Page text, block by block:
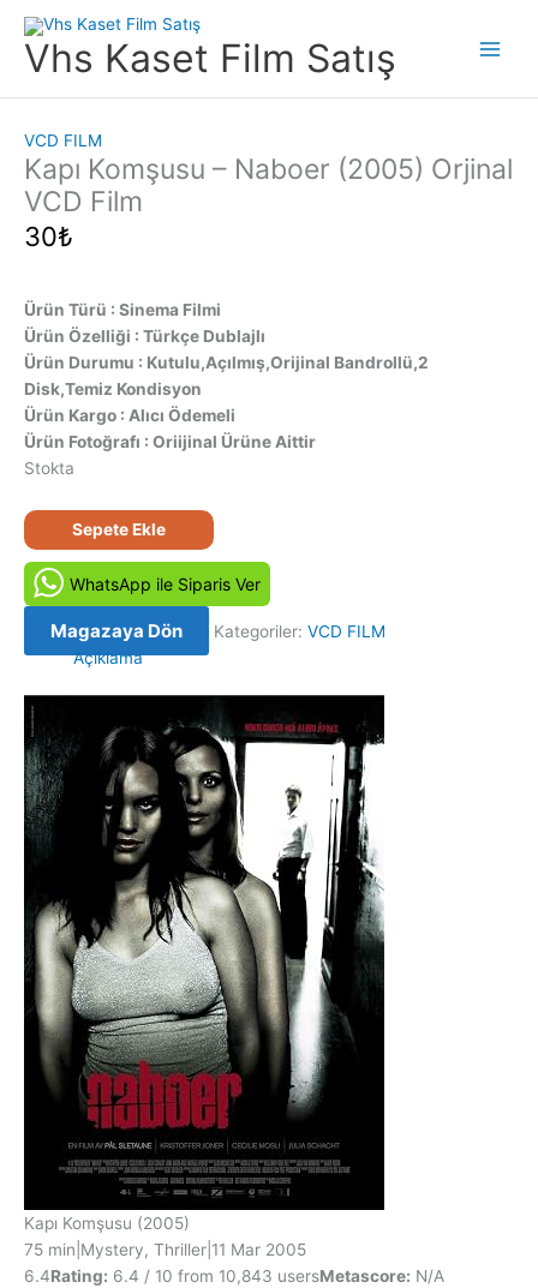
atlaVhs Kaset Film Satış
VCD FILM
Kapı Komşusu – Naboer (2005) Orjinal
VCD Film
30₺
Ürün Türü : Sinema Filmi
Ürün Özelliği : Türkçe Dublajlı
Ürün Durumu : Kutulu,Açılmış,Orijinal Bandrollü,2
Disk,Temiz Kondisyon
Ürün Kargo : Alıcı Ödemeli
Ürün Fotoğrafı : Oriijinal Ürüne Aittir
Stokta
Kapı
Komşusu
Naboer
(2005)
Orjinal
Film
adet
Sepete Ekle
WhatsApp ile Siparis Ver
Magazaya Dön Kategoriler: VCD FILM
Açıklama
Kapı Komşusu (2005)
75 min Mystery, Thriller 11 Mar 2005
6.4Rating: 6.4 / 10 from 10,843 usersMetascore: N/A